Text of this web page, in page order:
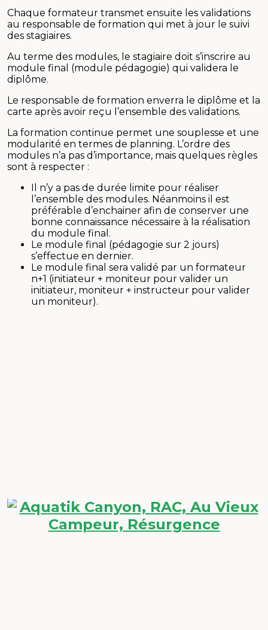
Chaque formateur transmet ensuite les validations
au responsable de formation qui met à jour le suivi
des stagiaires.
Au terme des modules, le stagiaire doit s’inscrire au
module final (module pédagogie) qui validera le
diplôme.
Le responsable de formation enverra le diplôme et la
carte après avoir reçu l’ensemble des validations.
La formation continue permet une souplesse et une
modularité en termes de planning. L’ordre des
modules n’a pas d’importance, mais quelques règles
sont à respecter :
Il n’y a pas de durée limite pour réaliser
l’ensemble des modules. Néanmoins il est
préférable d’enchainer afin de conserver une
bonne connaissance nécessaire à la réalisation
du module final.
Le module final (pédagogie sur 2 jours)
s’effectue en dernier.
Le module final sera validé par un formateur
n+1 (initiateur + moniteur pour valider un
initiateur, moniteur + instructeur pour valider
un moniteur).